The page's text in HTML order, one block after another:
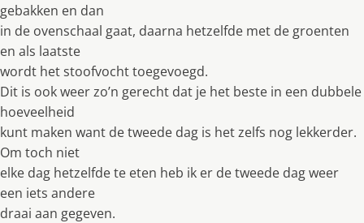
gebakken en dan
in de ovenschaal gaat, daarna hetzelfde met de groenten
en als laatste
wordt het stoofvocht toegevoegd.
Dit is ook weer zo’n gerecht dat je het beste in een dubbele
hoeveelheid
kunt maken want de tweede dag is het zelfs nog lekkerder.
Om toch niet
elke dag hetzelfde te eten heb ik er de tweede dag weer
een iets andere
draai aan gegeven.